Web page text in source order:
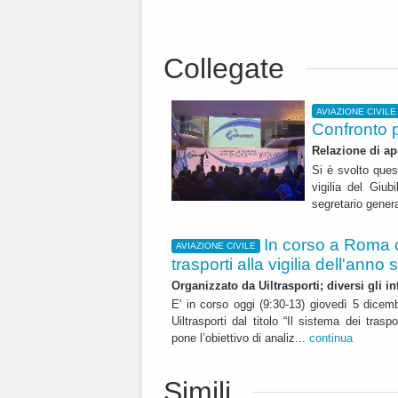
Collegate
AVIAZIONE CIVILE
Confronto
Relazione di
Si è svolto
vigilia del
segretario
AVIAZIONE CIVILE
In corso a Roma
trasporti alla vigilia dell'anno
Organizzato da Uiltrasporti; diversi gli
E' in corso oggi (9:30-13) giovedì 5
Uiltrasporti dal titolo “Il sistema dei
pone l’obiettivo di analiz... continua